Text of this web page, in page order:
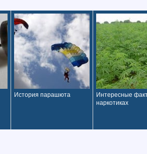
История парашюта
Интересные
наркотиках